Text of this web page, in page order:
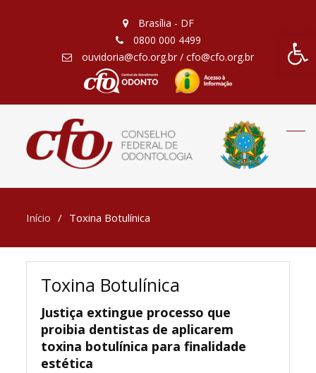
Barra
Brasília - DF
0800 000 4499
ouvidoria@cfo.org.br / cfo@cfo.org.br
Início Toxina Botulínica
Toxina Botulínica
Justiça extingue processo que
proibia dentistas de aplicarem
toxina botulínica para finalidade
estética